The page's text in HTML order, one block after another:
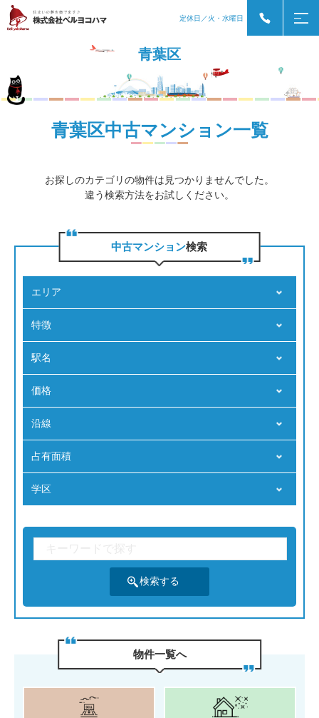
定休日／火・水曜日
青葉区
青葉区中古マンション一覧
お探しのカテゴリの物件は見つかりませんでした。
違う検索方法をお試しください。
中古マンション検索
エリア
特徴
駅名
価格
沿線
占有⾯積
学区
物件⼀覧へ